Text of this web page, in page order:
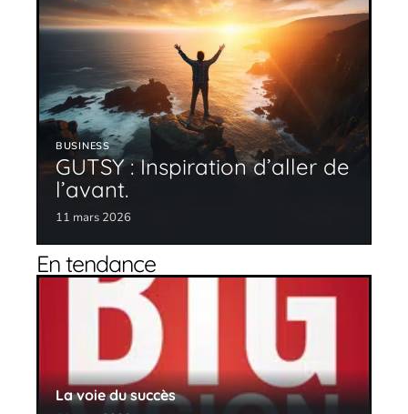
BUSINESS
GUTSY : Inspiration d’aller de
l’avant.
11 mars 2026
En tendance
La voie du succès